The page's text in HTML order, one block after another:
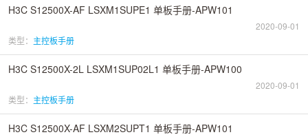
H3C S12500X-AF LSXM1SUPE1 单板手册-APW101
2020-09-01
类型： 主控板手册
H3C S12500X-2L LSXM1SUP02L1 单板手册-APW100
2020-09-01
类型： 主控板手册
H3C S12500X-AF LSXM2SUPT1 单板手册-APW101